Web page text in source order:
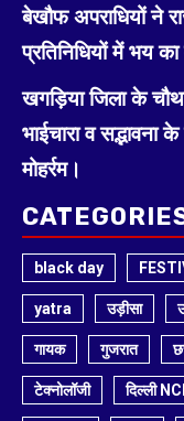
बेखौफ अपराधियों ने
प्रतिनिधियों में भय का
खगड़िया जिला के
भाईचारा व सद्भावना
मोहर्रम।
black day
yatra उड़ीसा
गायक गुजरात
टेक्नोलॉजी दिल्ली